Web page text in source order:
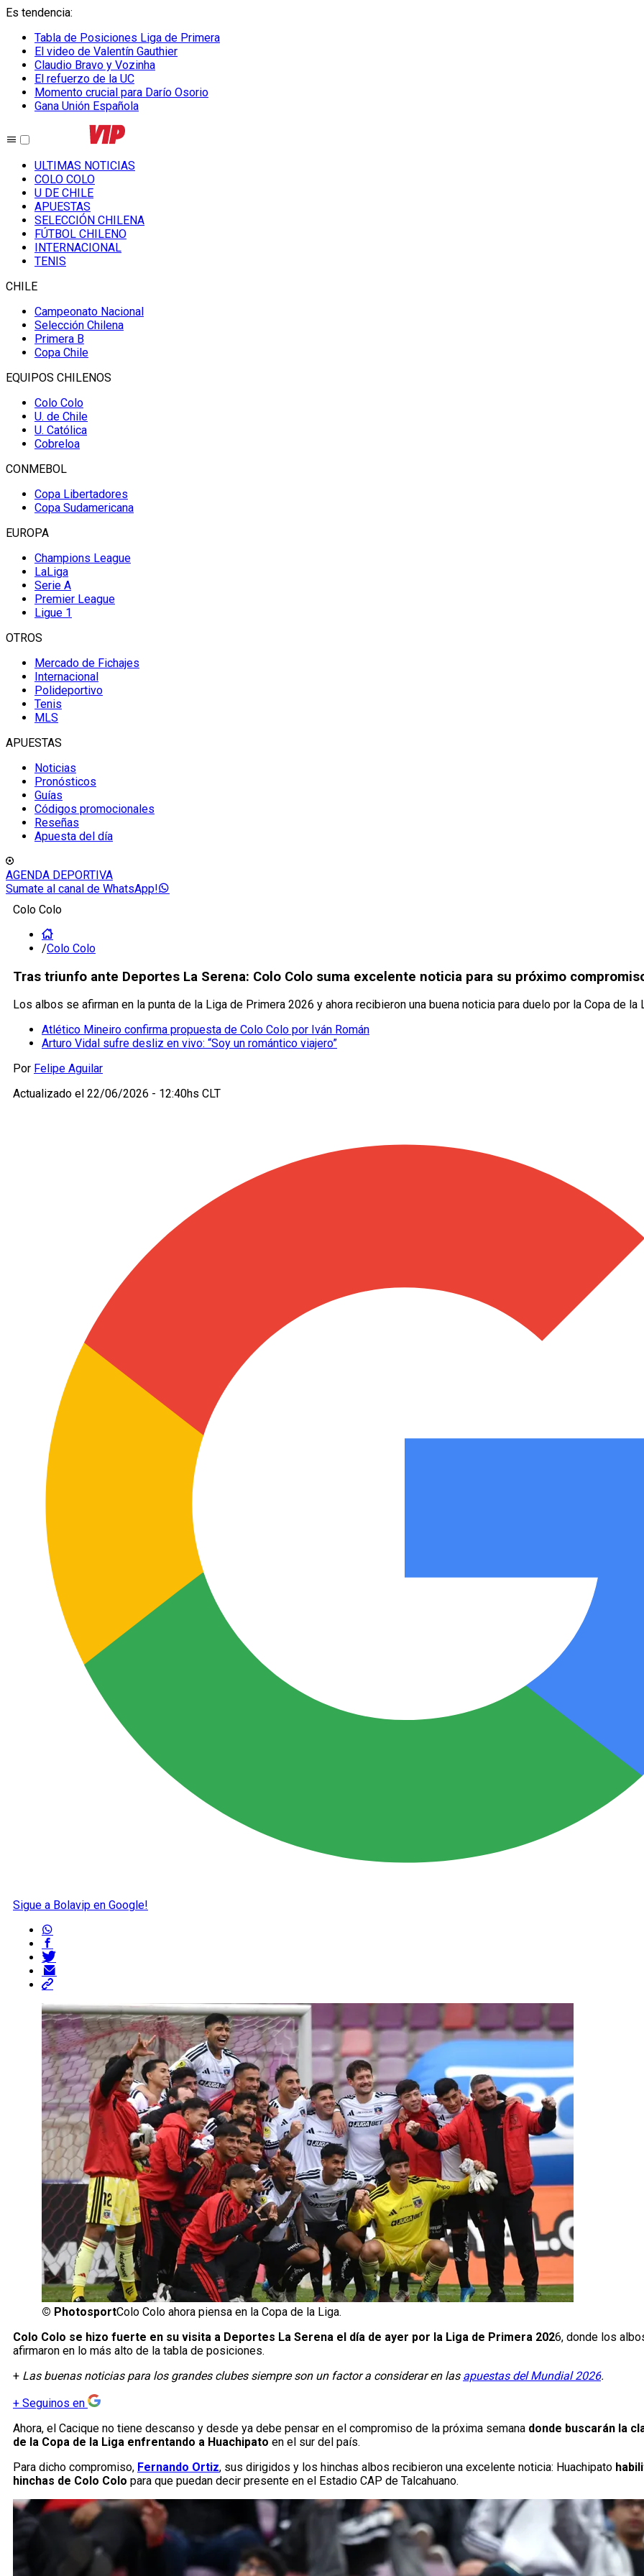
Es tendencia:
Tabla de Posiciones Liga de Primera
El video de Valentín Gauthier
Claudio Bravo y Vozinha
El refuerzo de la UC
Momento crucial para Darío Osorio
Gana Unión Española
ULTIMAS NOTICIAS
COLO COLO
U DE CHILE
APUESTAS
SELECCIÓN CHILENA
FÚTBOL CHILENO
INTERNACIONAL
TENIS
CHILE
Campeonato Nacional
Selección Chilena
Primera B
Copa Chile
EQUIPOS CHILENOS
Colo Colo
U. de Chile
U. Católica
Cobreloa
CONMEBOL
Copa Libertadores
Copa Sudamericana
EUROPA
Champions League
LaLiga
Serie A
Premier League
Ligue 1
OTROS
Mercado de Fichajes
Internacional
Polideportivo
Tenis
MLS
APUESTAS
Noticias
Pronósticos
Guías
Códigos promocionales
Reseñas
Apuesta del día
AGENDA DEPORTIVA
Sumate al canal de WhatsApp!
Colo Colo
/Colo Colo
Tras triunfo ante Deportes La Serena: Colo Colo suma excelente noticia para su próximo
Los albos se afirman en la punta de la Liga de Primera 2026 y ahora recibieron una buena noticia para duelo por la Copa de la
Atlético Mineiro confirma propuesta de Colo Colo por Iván Román
Arturo Vidal sufre desliz en vivo: “Soy un romántico viajero”
Por Felipe Aguilar
Actualizado el 22/06/2026 - 12:40hs CLT
Sigue a Bolavip en Google!
© PhotosportColo Colo ahora piensa en la Copa de la Liga.
Colo Colo se hizo fuerte en su visita a Deportes La Serena el día de ayer por la Liga de Primera 2026, donde los
afirmaron en lo más alto de la tabla de posiciones.
+ Las buenas noticias para los grandes clubes siempre son un factor a considerar en las apuestas del Mundial 2026.
+ Seguinos en
Ahora, el Cacique no tiene descanso y desde ya debe pensar en el compromiso de la próxima semana donde buscarán la
de la Copa de la Liga enfrentando a Huachipato en el sur del país.
Para dicho compromiso, Fernando Ortiz, sus dirigidos y los hinchas albos recibieron una excelente noticia: Huachipato
hinchas de Colo Colo para que puedan decir presente en el Estadio CAP de Talcahuano.